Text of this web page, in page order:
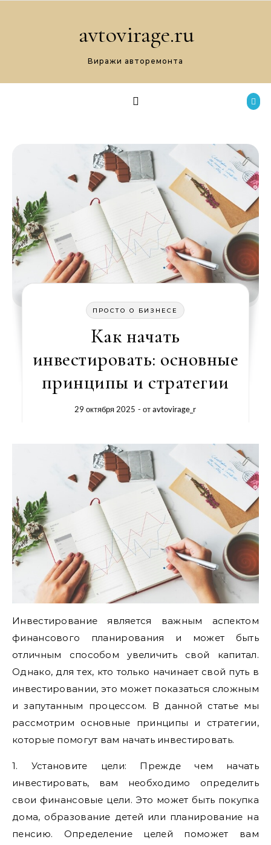
avtovirage.ru
Виражи авторемонта
ПРОСТО О БИЗНЕСЕ
Как начать
инвестировать: основные
принципы и стратегии
29 октября 2025 - отavtovirage_r
Инвестирование является важным аспектом
финансового планирования и может быть
отличным способом увеличить свой капитал.
Однако, для тех, кто только начинает свой путь в
инвестировании, это может показаться сложным
и запутанным процессом. В данной статье мы
рассмотрим основные принципы и стратегии,
которые помогут вам начать инвестировать.
1. Установите цели: Прежде чем начать
инвестировать, вам необходимо определить
свои финансовые цели. Это может быть покупка
дома, образование детей или планирование на
пенсию. Определение целей поможет вам